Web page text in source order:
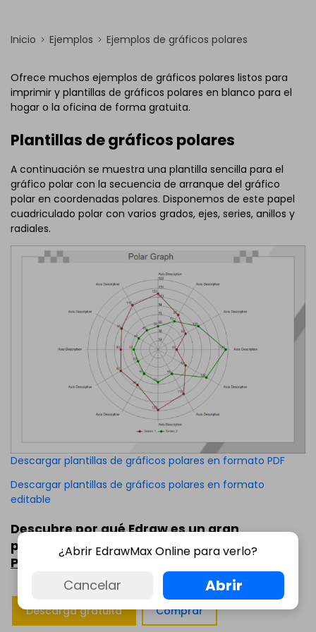
Inicio Ejemplos Ejemplos de gráficos polares
Ofrece muchos ejemplos de gráficos polares listos para
imprimir y plantillas de gráficos polares en blanco para el
hogar o la oficina de forma gratuita.
Plantillas de gráficos polares
A continuación se muestra una plantilla sencilla para el
gráfico polar con la secuencia de arranque del gráfico
polar en coordenadas polares. Disponemos de este papel
cuadriculado polar con varios grados, ejes, series, anillos y
radiales.
Descargar plantillas de gráficos polares en formato PDF
Descargar plantillas de gráficos polares en formato
editable
Descubre por qué Edraw es un gran
programa para crear gráficos polares.
Prueba Edraw GRATIS
Descarga gratuita Comprar
¿Abrir EdrawMax Online para verlo?
Cancelar Abrir